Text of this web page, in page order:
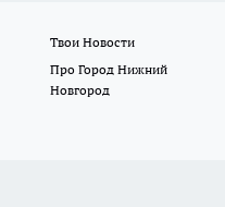
Твои Новости
Про Город Нижний
Новгород